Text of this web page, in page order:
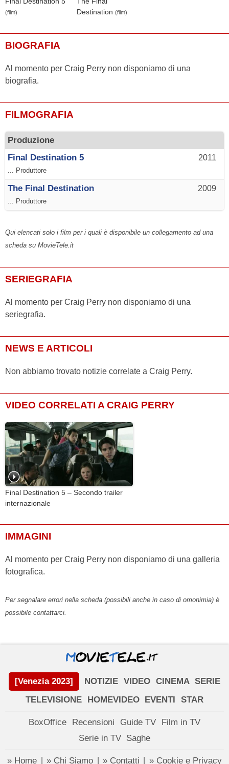
(film)
Destination (film)
BIOGRAFIA
Al momento per Craig Perry non disponiamo di una
biografia.
FILMOGRAFIA
Produzione
2011
Final Destination 5
... Produttore
2009
The Final Destination
... Produttore
Qui elencati solo i film per i quali è disponibile un collegamento ad una
scheda su MovieTele.it
SERIEGRAFIA
Al momento per Craig Perry non disponiamo di una
seriegrafia.
NEWS E ARTICOLI
Non abbiamo trovato notizie correlate a Craig Perry.
VIDEO CORRELATI A CRAIG PERRY
Final Destination 5 – Secondo trailer
internazionale
IMMAGINI
Al momento per Craig Perry non disponiamo di una galleria
fotografica.
Per segnalare errori nella scheda (possibili anche in caso di omonimia) è
possibile contattarci.
[Venezia 2023] NOTIZIE VIDEO CINEMA SERIE
TELEVISIONE
HOMEVIDEO EVENTI STAR
BoxOffice Recensioni Guide TV
Film in TV
Serie in TV Saghe
» Home » Chi Siamo » Contatti » Cookie e Privacy